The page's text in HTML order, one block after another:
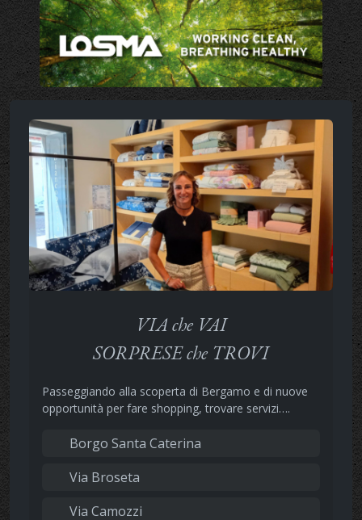
VIA che VAI
SORPRESE che TROVI
Passeggiando alla scoperta di Bergamo e di nuove
opportunità per fare shopping, trovare servizi….
Borgo Santa Caterina
Via Broseta
Via Camozzi